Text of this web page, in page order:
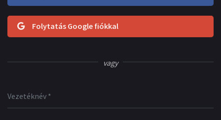
Folytatás Google fiókkal
vagy